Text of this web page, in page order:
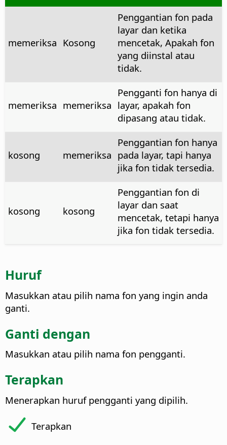
memeriksa Kosong
Penggantian fon pada
layar dan ketika
mencetak, Apakah fon
yang diinstal atau
tidak.
memeriksa memeriksa
Pengganti fon hanya di
layar, apakah fon
dipasang atau tidak.
kosong memeriksa
Penggantian fon hanya
pada layar, tapi hanya
jika fon tidak tersedia.
kosong kosong
Penggantian fon di
layar dan saat
mencetak, tetapi hanya
jika fon tidak tersedia.
Huruf
Masukkan atau pilih nama fon yang ingin anda
ganti.
Ganti dengan
Masukkan atau pilih nama fon pengganti.
Terapkan
Menerapkan huruf pengganti yang dipilih.
Terapkan